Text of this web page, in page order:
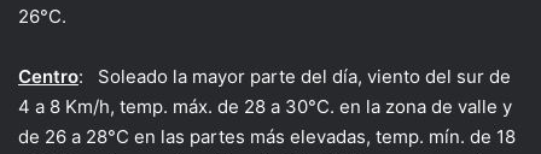
26°C.
Centro: Soleado la mayor parte del día, viento del sur de
4 a 8 Km/h, temp. máx. de 28 a 30°C. en la zona de valle y
de 26 a 28°C en las partes más elevadas, temp. mín. de 18